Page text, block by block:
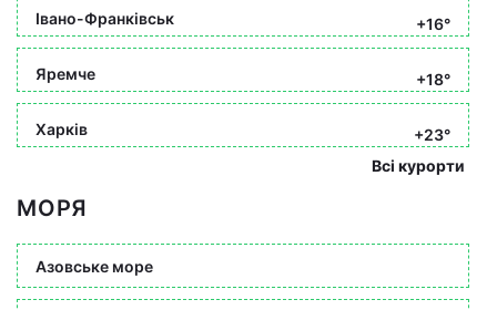
Івано-Франківськ +16°
Яремче +18°
Харків
+23°
Всі курорти
МОРЯ
Азовське море